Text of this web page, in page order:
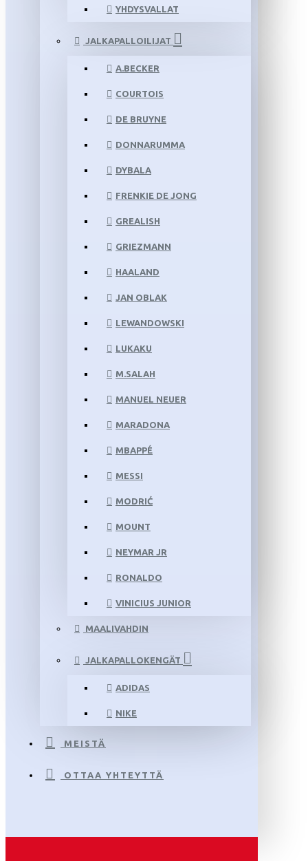
YHDYSVALLAT
JALKAPALLOILIJAT
A.BECKER
COURTOIS
DE BRUYNE
DONNARUMMA
DYBALA
FRENKIE DE JONG
GREALISH
GRIEZMANN
HAALAND
JAN OBLAK
LEWANDOWSKI
LUKAKU
M.SALAH
MANUEL NEUER
MARADONA
MBAPPÉ
MESSI
MODRIĆ
MOUNT
NEYMAR JR
RONALDO
VINICIUS JUNIOR
MAALIVAHDIN
JALKAPALLOKENGÄT
ADIDAS
NIKE
MEISTÄ
OTTAA YHTEYTTÄ